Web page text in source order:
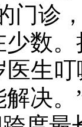
门诊
数
医生
决。